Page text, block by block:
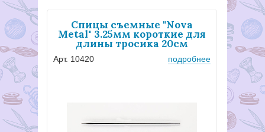
Спицы съемные "Nova
Metal" 3.25мм короткие для
длины тросика 20см
Арт. 10420 подробнее